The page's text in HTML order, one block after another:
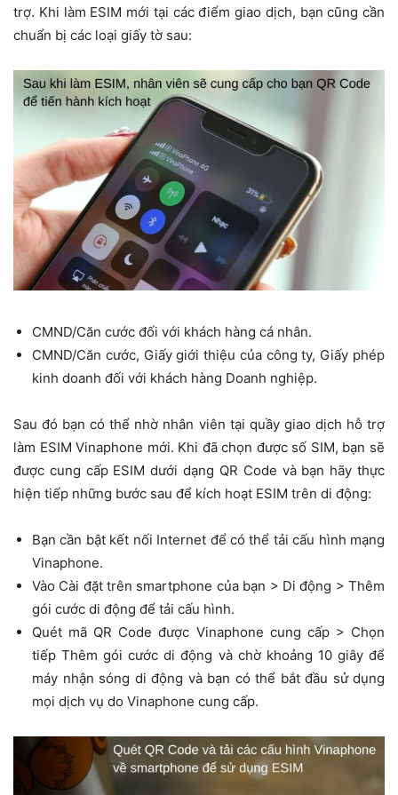
trợ. Khi làm ESIM mới tại các điểm giao dịch, bạn cũng cần
chuẩn bị các loại giấy tờ sau:
CMND/Căn cước đối với khách hàng cá nhân.
CMND/Căn cước, Giấy giới thiệu của công ty, Giấy phép
kinh doanh đối với khách hàng Doanh nghiệp.
Sau đó bạn có thể nhờ nhân viên tại quầy giao dịch hỗ trợ
làm ESIM Vinaphone mới. Khi đã chọn được số SIM, bạn sẽ
được cung cấp ESIM dưới dạng QR Code và bạn hãy thực
hiện tiếp những bước sau để kích hoạt ESIM trên di động:
Bạn cần bật kết nối Internet để có thể tải cấu hình mạng
Vinaphone.
Vào Cài đặt trên smartphone của bạn > Di động > Thêm
gói cước di động để tải cấu hình.
Quét mã QR Code được Vinaphone cung cấp > Chọn
tiếp Thêm gói cước di động và chờ khoảng 10 giây để
máy nhận sóng di động và bạn có thể bắt đầu sử dụng
mọi dịch vụ do Vinaphone cung cấp.